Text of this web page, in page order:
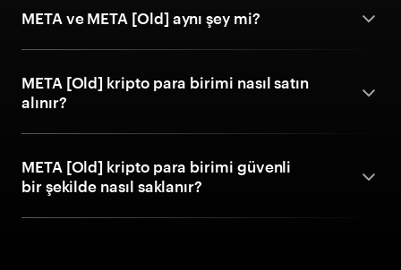
META ve META [Old] aynı şey mi?
META [Old] kripto para birimi nasıl satın
alınır?
META [Old] kripto para birimi güvenli
bir şekilde nasıl saklanır?